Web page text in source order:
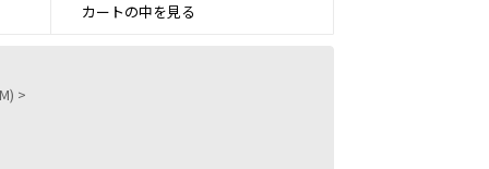
カートの中を見る
>